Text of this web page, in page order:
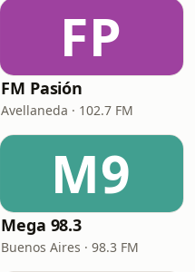
FP
FM Pasión
Avellaneda · 102.7 FM
M9
Mega 98.3
Buenos Aires · 98.3 FM